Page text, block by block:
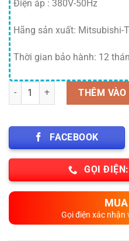
Điện áp : 380V-50Hz
Hãng sản xuất: Mitsubishi-
Thời gian bảo hành: 12
Số lượng THÊM VÀO
FACEBOOK
GỌI
Gọi điện xác nhận